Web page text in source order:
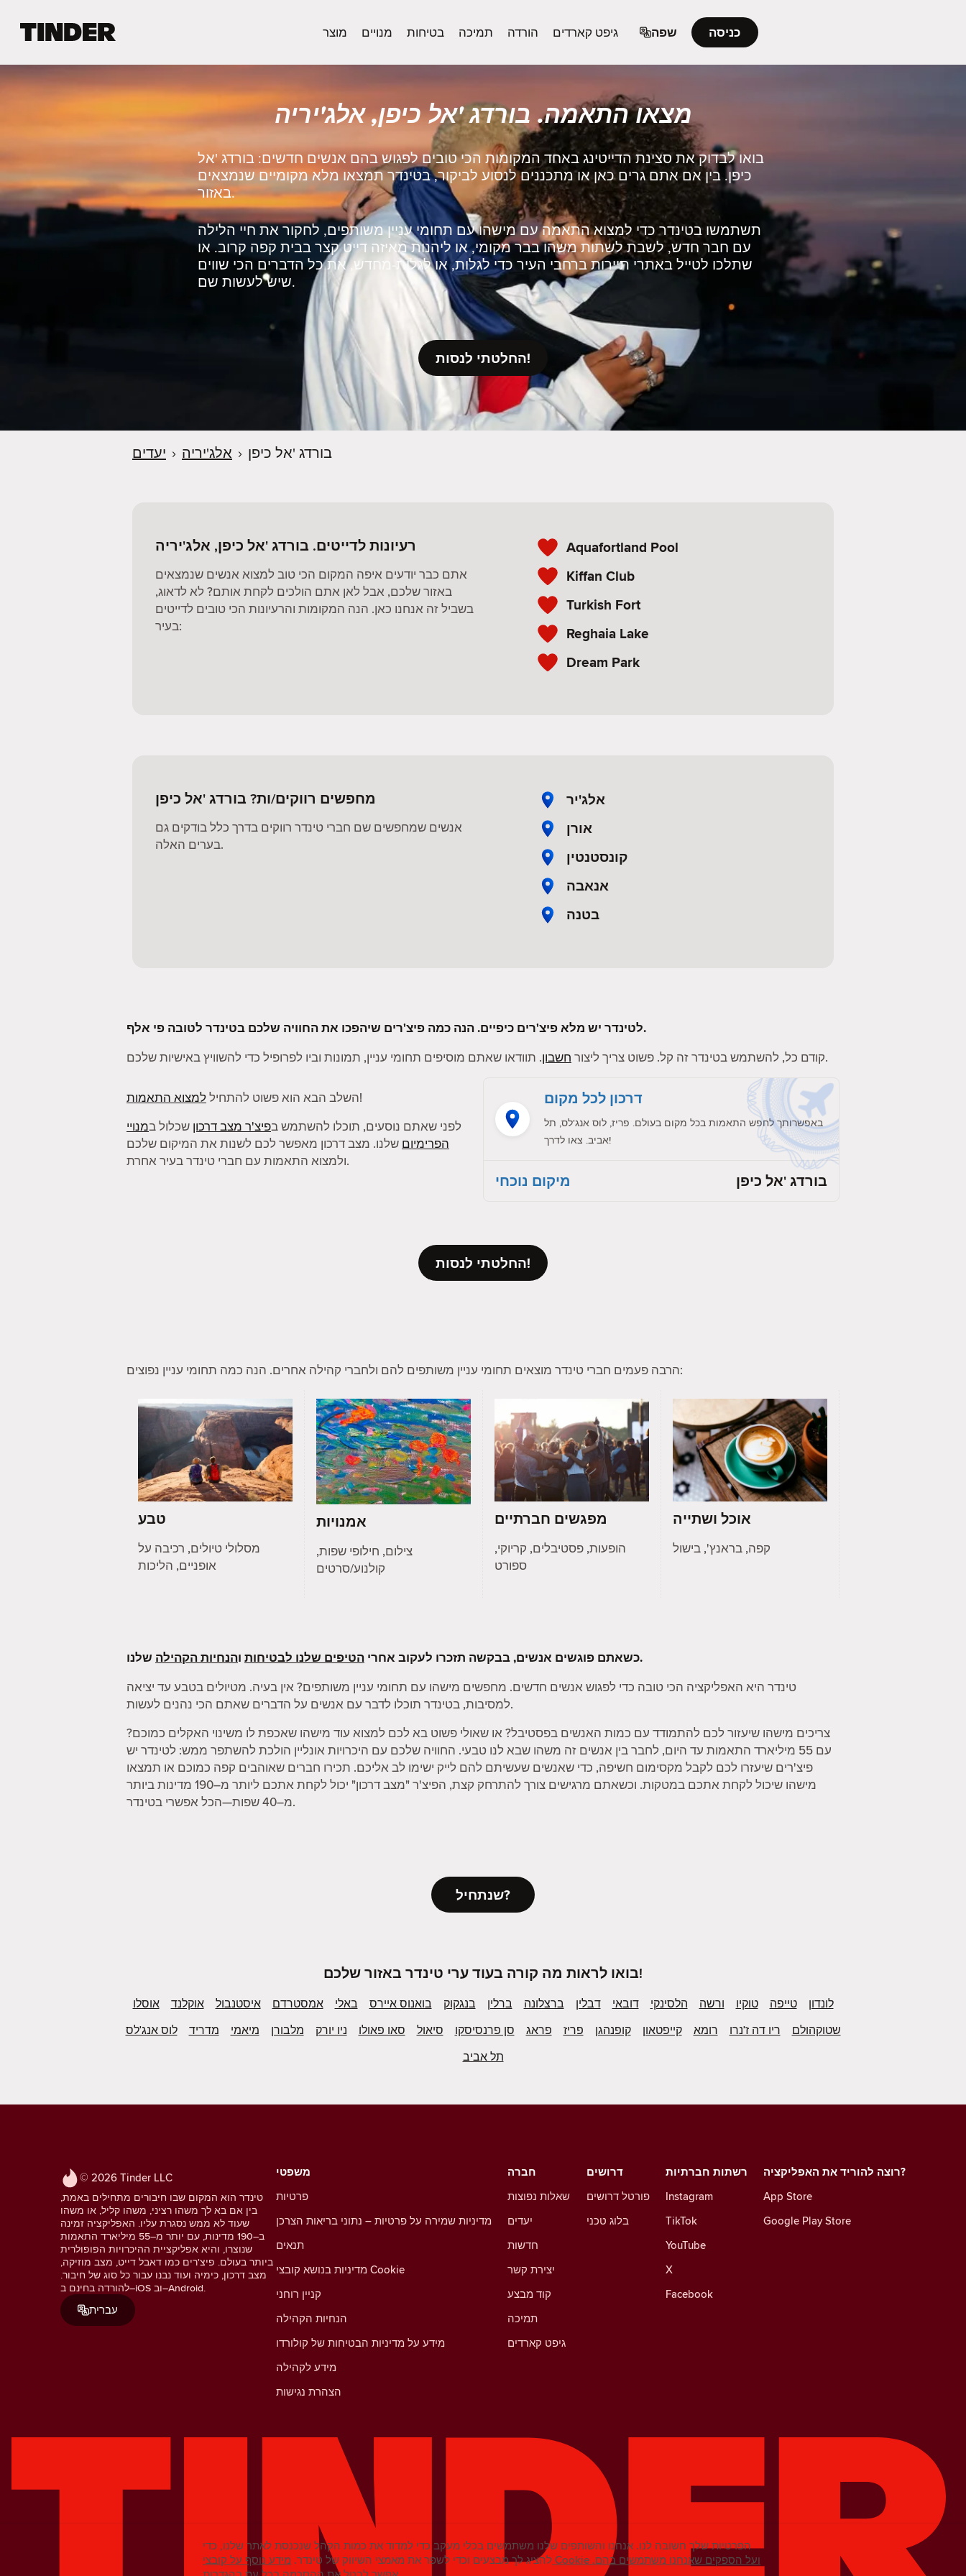
י
נ
ד
ר
מוצר מנויים בטיחות תמיכה הורדה גיפט קארדים שפה כניסה
מצאו התאמה. בורדג 'אל כיפן, אלג'יריה
בואו לבדוק את סצינת הדייטינג באחד המקומות הכי טובים לפגוש בהם אנשים חדשים: בורדג 'אל
כיפן. בין אם אתם גרים כאן או מתכננים לנסוע לביקור, בטינדר תמצאו מלא מקומיים שנמצאים
באזור.
תשתמשו בטינדר כדי למצוא התאמה עם מישהו עם תחומי עניין משותפים, לחקור את חיי הלילה
עם חבר חדש, לשבת לשתות משהו בבר מקומי, או ליהנות מאיזה דייט קצר בבית קפה קרוב. או
שתלכו לטייל באתרי תיירות ברחבי העיר כדי לגלות, או לגלות‑מחדש, את כל הדברים הכי שווים
שיש לעשות שם.
החלטתי לנסות!
יעדים › אלג'יריה › בורדג 'אל כיפן
רעיונות לדייטים. בורדג 'אל כיפן, אלג'יריה
אתם כבר יודעים איפה המקום הכי טוב למצוא אנשים שנמצאים
באזור שלכם, אבל לאן אתם הולכים לקחת אותם? לא לדאוג,
בשביל זה אנחנו כאן. הנה המקומות והרעיונות הכי טובים לדייטים
בעיר:
Aquafortland Pool
Kiffan Club
Turkish Fort
Reghaia Lake
Dream Park
מחפשים רווקים/ות? בורדג 'אל כיפן
אנשים שמחפשים שם חברי טינדר רווקים בדרך כלל בודקים גם
בערים האלה.
אלג'יר
אורן
קונסטנטין
אנאבה
בטנה
לטינדר יש מלא פיצ'רים כיפיים. הנה כמה פיצ'רים שיהפכו את החוויה שלכם בטינדר לטובה פי אלף.
קודם כל, להשתמש בטינדר זה קל. פשוט צריך ליצור חשבון . תוודאו שאתם מוסיפים תחומי עניין, תמונות וביו לפרופיל כדי להשוויץ באישיות שלכם.
השלב הבא הוא פשוט להתחיללמצוא התאמות
!
לפני שאתם נוסעים, תוכלו להשתמש בפיצ'ר מצב דרכון שכלול במנויי
הפרימיום שלנו. מצב דרכון מאפשר לכם לשנות את המיקום שלכם
ולמצוא התאמות עם חברי טינדר בעיר אחרת.
דרכון לכל מקום
באפשרותך לחפש התאמות בכל מקום בעולם. פריז, לוס אנג'לס, תל
אביב. צאו לדרך!
מיקום נוכחי בורדג 'אל כיפן
החלטתי לנסות!
הרבה פעמים חברי טינדר מוצאים תחומי עניין משותפים להם ולחברי קהילה אחרים. הנה כמה תחומי עניין נפוצים:
טבע
מסלולי טיולים, רכיבה על
אופניים, הליכות
אמנויות
צילום, חילופי שפות,
קולנוע/סרטים
מפגשים חברתיים
הופעות, פסטיבלים, קריוקי,
ספורט
אוכל ושתייה
קפה, בראנץ', בישול
כשאתם פוגשים אנשים, בבקשה תזכרו לעקוב אחרי הטיפים שלנו לבטיחות והנחיות הקהילה שלנו.
טינדר היא האפליקציה הכי טובה כדי לפגוש אנשים חדשים. מחפשים מישהו עם תחומי עניין משותפים? אין בעיה. מטיולים בטבע עד יציאה
למסיבות, בטינדר תוכלו לדבר עם אנשים על הדברים שאתם הכי נהנים לעשות.
צריכים מישהו שיעזור לכם להתמודד עם כמות האנשים בפסטיבל? או שאולי פשוט בא לכם למצוא עוד מישהו שאכפת לו משינוי האקלים כמוכם?
עם 55 מיליארד התאמות עד היום, לחבר בין אנשים זה משהו שבא לנו טבעי. החוויה שלכם עם היכרויות אונליין הולכת להשתפר ממש: לטינדר יש
פיצ'רים שיעזרו לכם לקבל מקסימום חשיפה, כדי שאנשים שעשיתם להם לייק ישימו לב אליכם. תכירו חברים שאוהבים קפה כמוכם או תמצאו
מישהו שיכול לקחת אתכם במטקות. וכשאתם מרגישים צורך להתרחק קצת, הפיצ'ר "מצב דרכון" יכול לקחת אתכם ליותר מ–190 מדינות ביותר
מ–40 שפות—הכל אפשרי בטינדר.
שנתחיל?
בואו לראות מה קורה בעוד ערי טינדר באזור שלכם!
אוסלו אוקלנד איסטנבול אמסטרדם באלי בואנוס איירס בנגקוק ברלין ברצלונה דבלין דובאי הלסינקי ורשה טוקיו טייפה
לונדון
לוס אנג'לס
מדריד מיאמי מלבורן ניו יורק סאו פאולו סיאול סן פרנסיסקו פראג פריז קופנהגן קייפטאון רומא ריו דה ז'נרו
שטוקהולם
תל אביב
© 2026 Tinder LLC
טינדר הוא המקום שבו חיבורים מתחילים באמת,
בין אם בא לך משהו רציני, משהו קליל, או משהו
שעוד לא ממש נסגרת עליו. האפליקציה זמינה
ב–190 מדינות, עם יותר מ–55 מיליארד התאמות
שנוצרו, והיא אפליקציית ההיכרויות הפופולרית
ביותר בעולם. פיצ'רים כמו דאבל דייט, מצב מוזיקה,
מצב דרכון, כימיה ועוד נבנו עבור כל סוג של חיבור.
להורדה בחינם ב–iOS וב–Android.
עברית
רשתות חברתיות
Instagram
TikTok
YouTube
X
Facebook
משפטי
פרטיות
מדיניות שמירה על פרטיות – נתוני בריאות הצרכן
תנאים
מדיניות בנושא קובצי Cookie
קניין רוחני
הנחיות הקהילה
מידע על מדיניות הבטיחות של קולורדו
מידע לקהילה
הצהרת נגישות
דרושים
פורטל דרושים
בלוג טכני
חברה
שאלות נפוצות
יעדים
חדשות
יצירת קשר
קוד מבצע
תמיכה
גיפט קארדים
רוצה להוריד את האפליקציה?
App Store
Google Play Store
הפרטיות שלך חשובה לנו. אנחנו והשותפים שלנו משתמשים בכלי מעקב כדי למדוד את כמות הקהל שנכנסת לאתר שלנו, כדי
להציג לך מבצעים וכדי לשפר את מאמצי השיווק של טינדר.
מידע נוסף על קובצי Cookie ועל הספקים שאנחנו משתמשים בהם.